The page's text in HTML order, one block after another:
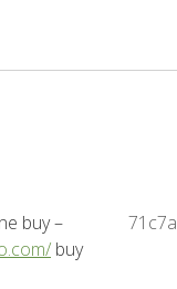
71c7a
buy –
buy